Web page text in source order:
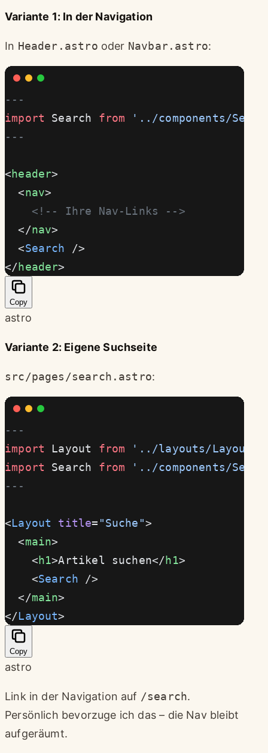
Variante 1: In der Navigation
In Header.astro oder Navbar.astro:
---
import Search from '../components/
---
<header>
  <
nav>
    <!-- Ihre Nav-Links -->
  </
nav>
  <
Search />
</header>
Copy
astro
Variante 2: Eigene Suchseite
src/pages/search.astro:
---
import Layout from '../layouts/
import Search from '../components/
---
<Layout title= "Suche">
  <
main>
    <
h1>Artikel suchen</h1>
    <
Search />
  </
main>
</Layout>
Copy
astro
Link in der Navigation auf /search.
Persönlich bevorzuge ich das – die Nav bleibt
aufgeräumt.